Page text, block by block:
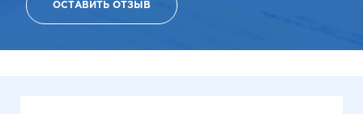
ОСТАВИТЬ ОТЗЫВ